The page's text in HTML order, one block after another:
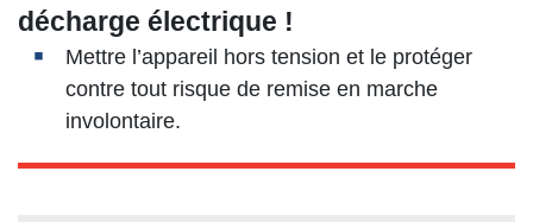
décharge électrique !
Mettre l’appareil hors tension et le protéger
contre tout risque de remise en marche
involontaire.